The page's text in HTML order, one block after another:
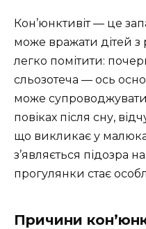
Кон’юнктивіт — це
може вражати дітей з
легко помітити:
сльозотеча — ось
може
повіках після сну,
що викликає у
з’являється підозра
прогулянки стає
Причини